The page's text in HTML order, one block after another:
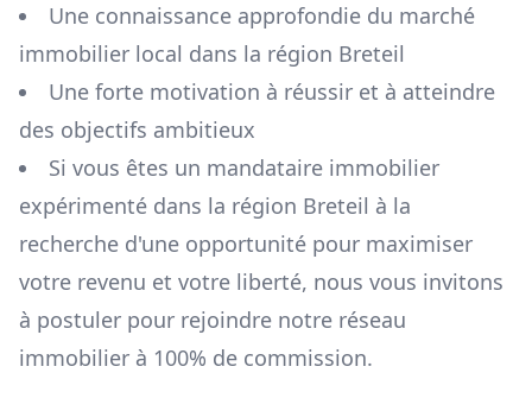
Une connaissance approfondie du marché
immobilier local dans la région Breteil
Une forte motivation à réussir et à atteindre
des objectifs ambitieux
Si vous êtes un mandataire immobilier
expérimenté dans la région Breteil à la
recherche d'une opportunité pour maximiser
votre revenu et votre liberté, nous vous invitons
à postuler pour rejoindre notre réseau
immobilier à 100% de commission.